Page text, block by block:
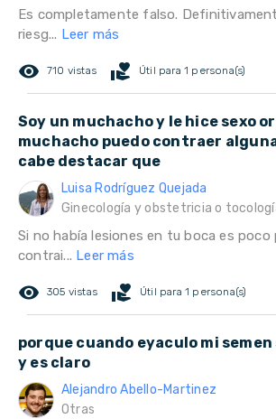
Es completamente falso.
riesg... Leer más
remove_red_eye 710 vistas volunteer_activism Útil para 1 persona(s)
Soy un muchacho y le hice sexo
muchacho puedo contraer
cabe destacar que
Luisa Rodríguez Quejada
Ginecología y obstetricia o
Si no había lesiones en tu boca es poco
contrai... Leer más
remove_red_eye 305 vistas volunteer_activism Útil para 1 persona(s)
porque cuando eyaculo mi semen
y es claro
Alejandro Abello-Martinez
Otras